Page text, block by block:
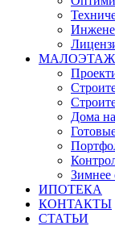
Дома
Зимнее
ИПОТЕКА
КОНТАКТЫ
СТАТЬИ